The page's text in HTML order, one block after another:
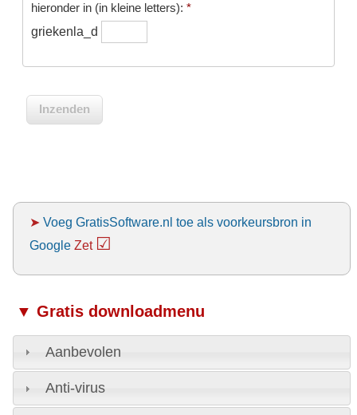
hieronder in (in kleine letters): *
griekenla_d
➤ Voeg GratisSoftware.nl toe als voorkeursbron in
Google Zet ☑
▼ Gratis downloadmenu
Aanbevolen
Anti-virus